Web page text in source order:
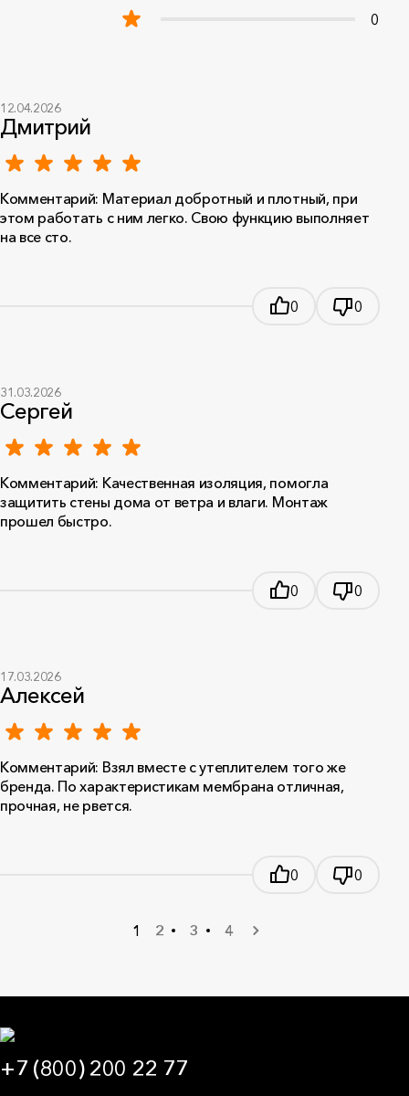
0
Дмитрий
12.04.2026
Комментарий: Материал добротный и плотный, при
этом работать с ним легко. Свою функцию выполняет
на все сто.
0 0
Сергей
31.03.2026
Комментарий: Качественная изоляция, помогла
защитить стены дома от ветра и влаги. Монтаж
прошел быстро.
0 0
Алексей
17.03.2026
Комментарий: Взял вместе с утеплителем того же
бренда. По характеристикам мембрана отличная,
прочная, не рвется.
0 0
1 2 3 4
+7 (800) 200 22 77